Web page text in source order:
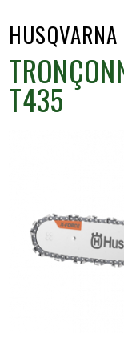
T435